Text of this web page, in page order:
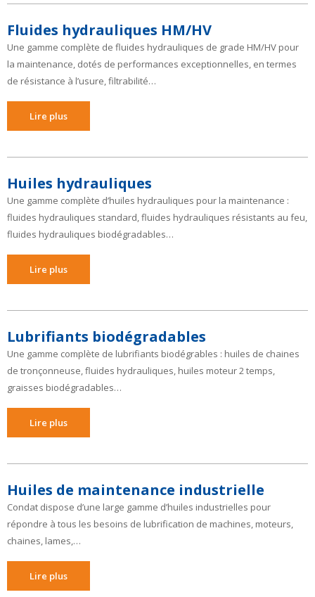
Fluides hydrauliques HM/HV
Une gamme complète de fluides hydrauliques de grade HM/HV pour
la maintenance, dotés de performances exceptionnelles, en termes
de résistance à l’usure, filtrabilité…
Lire plus
Huiles hydrauliques
Une gamme complète d’huiles hydrauliques pour la maintenance :
fluides hydrauliques standard, fluides hydrauliques résistants au feu,
fluides hydrauliques biodégradables…
Lire plus
Lubrifiants biodégradables
Une gamme complète de lubrifiants biodégrables : huiles de chaines
de tronçonneuse, fluides hydrauliques, huiles moteur 2 temps,
graisses biodégradables…
Lire plus
Huiles de maintenance industrielle
Condat dispose d’une large gamme d’huiles industrielles pour
répondre à tous les besoins de lubrification de machines, moteurs,
chaines, lames,…
Lire plus